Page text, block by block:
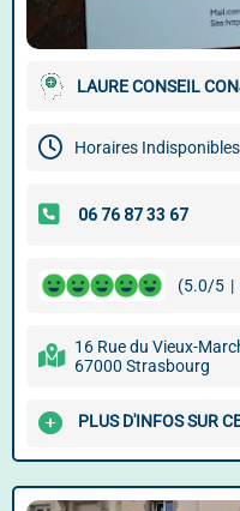
LAURE CONSEIL
Horaires Indisponibles
(5.0/5 |
16 Rue du Vieux-
67000 Strasbourg
PLUS D'INFOS SUR